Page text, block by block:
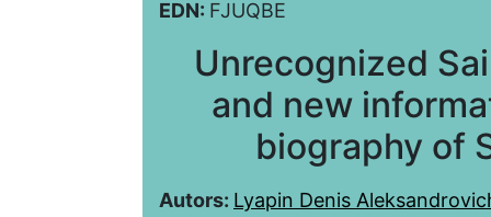
EDN: FJUQBE
Unrecognized
and new
biography of
Autors: Lyapin Denis